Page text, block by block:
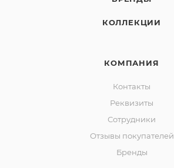
КОЛЛЕКЦИИ
КОМПАНИЯ
Контакты
Реквизиты
Сотрудники
Отзывы покупателей
Бренды